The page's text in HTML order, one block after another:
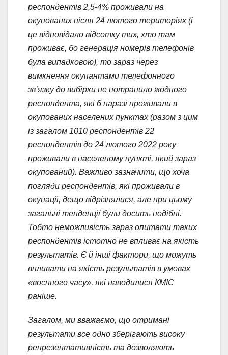
респондентів 2,5-4% проживали на
окупованих після 24 лютого територіях (і
це відповідало відсотку тих, хто там
проживає, бо генерація номерів телефонів
була випадковою), то зараз через
вимкнення окупантами телефонного
зв’язку до вибірки не потрапило жодного
респондента, які б наразі проживали в
окупованих населених пунктах(разом з цим
із загалом 1010 респондентів 22
респондентів до 24 лютого 2022 року
проживали в населеному пункті, який зараз
окупований). Важливо зазначити, що хоча
погляди респондентів, які проживали в
окупації, дещо відрізнялися, але при цьому
загальні тенденції були досить подібні.
Тобто неможливість зараз опитати таких
респондентів істотно не впливає на якість
результатів. Є й інші фактори, що можуть
впливати на якість результатів в умовах
«воєнного часу», які наводилися КМІС
раніше.
Загалом, ми вважаємо, що отримані
результати все одно зберігають високу
репрезентативність та дозволяють